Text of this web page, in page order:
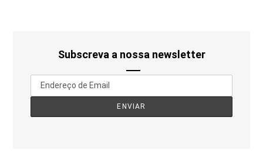
Subscreva a nossa newsletter